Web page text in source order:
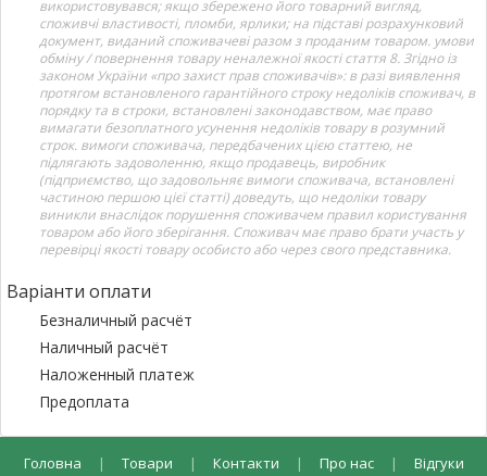
використовувався; якщо збережено його товарний вигляд,
споживчі властивості, пломби, ярлики; на підставі розрахунковий
документ, виданий споживачеві разом з проданим товаром. умови
обміну / повернення товару неналежної якості стаття 8. Згідно із
законом України «про захист прав споживачів»: в разі виявлення
протягом встановленого гарантійного строку недоліків споживач, в
порядку та в строки, встановлені законодавством, має право
вимагати безоплатного усунення недоліків товару в розумний
строк. вимоги споживача, передбачених цією статтею, не
підлягають задоволенню, якщо продавець, виробник
(підприємство, що задовольняє вимоги споживача, встановлені
частиною першою цієї статті) доведуть, що недоліки товару
виникли внаслідок порушення споживачем правил користування
товаром або його зберігання. Споживач має право брати участь у
перевірці якості товару особисто або через свого представника.
Варіанти оплати
Безналичный расчёт
Наличный расчёт
Наложенный платеж
Предоплата
Головна | Товари | Контакти | Про нас | Відгуки